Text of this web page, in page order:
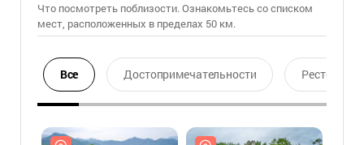
Что посмотреть поблизости. Ознакомьтесь со списком
мест, расположенных в пределах 50 км.
Все Достопримечательности Ресторан